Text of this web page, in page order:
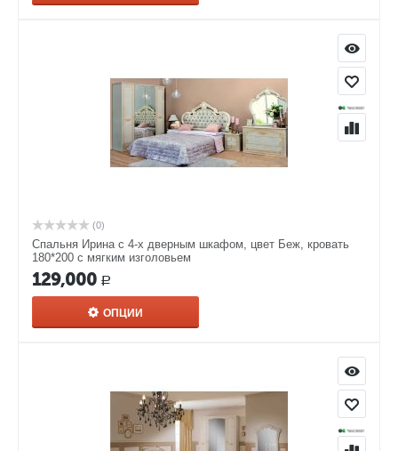
(0)
Спальня Ирина с 4-x дверным шкафом, цвет Беж, кровать
180*200 с мягким изголовьем
129,000 Р
ОПЦИИ